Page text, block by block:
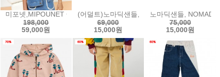
미포넷,MIPOUNET CARINE COLLARED DENIM JACKET - BLUE
198,000
59,000원
(어덜트)노마딕샌들, NOMADIC STATE OF
69,000
15,000원
노마딕샌들,
75,000
15,000원